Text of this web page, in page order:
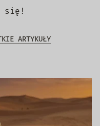
się!
ARTYKUŁY